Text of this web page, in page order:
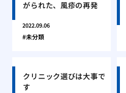
がられた、風疹の再発
2022.09.06
未分類
クリニック選びは大事で
す